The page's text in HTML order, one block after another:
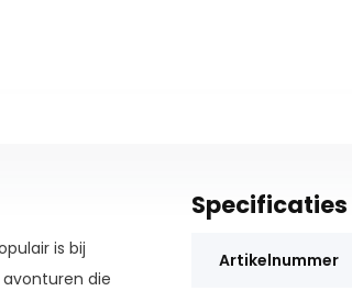
is bij
die
Specificaties
Artikelnummer